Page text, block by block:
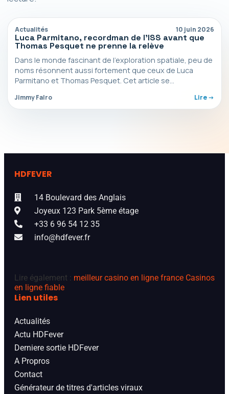
Actualités 10 juin 2026
Luca Parmitano, recordman de l’ISS avant que
Thomas Pesquet ne prenne la relève
Dans le monde fascinant de l’exploration spatiale, peu de
noms résonnent aussi fortement que ceux de Luca
Parmitano et Thomas Pesquet. Cet article se…
Jimmy Falro Lire ->
HDFEVER
14 Boulevard des Anglais
Joyeux 123 Park 5ème étage
+33 6 96 54 12 35
info@hdfever.fr
Lire également : meilleur casino en ligne france Casinos
en ligne fiable
Lien utiles
Actualités
Actu HDFever
Derniere sortie HDFever
A Propros
Contact
Générateur de titres d'articles viraux